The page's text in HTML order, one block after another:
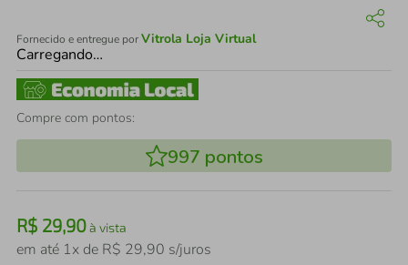
Fornecido e entregue porVitrola Loja Virtual
Carregando…
Compre com pontos:
997 pontos
R$ 29,90à vista
em até 1x de R$ 29,90 s/juros